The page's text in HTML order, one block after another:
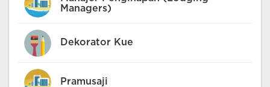
Managers)
Dekorator Kue
Pramusaji